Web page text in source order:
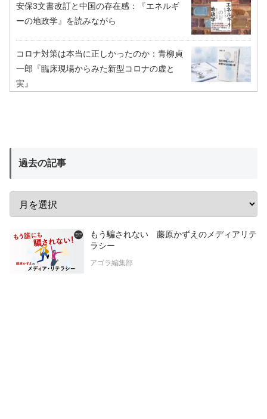
安保3文書改訂と中国の存在感：『エネルギ
ーの地政学』を読みながら
コロナ対策は本当に正しかったのか：青柳貞
一郎『臨床現場からみた新型コロナの虚と
実』
過去の記事
もう騙されない 藤原かずえのメディアリテ
ラシー
アゴラ編集部